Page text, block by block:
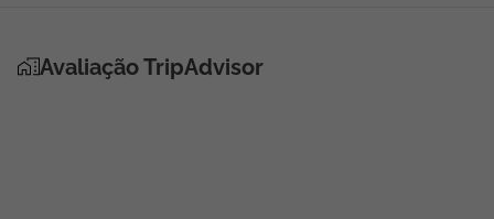
Avaliação TripAdvisor